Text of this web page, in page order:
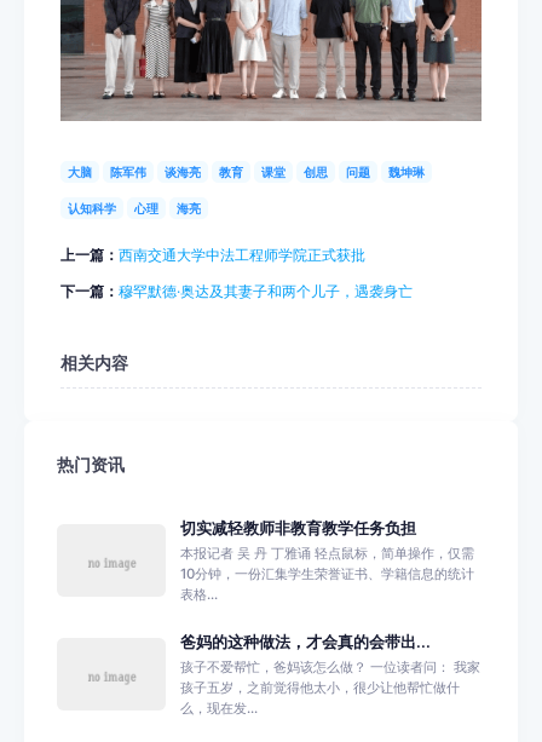
大脑 陈军伟 谈海亮 教育 课堂 创思 问题 魏坤琳
认知科学 心理 海亮
上一篇： 西南交通大学中法工程师学院正式获批
下一篇： 穆罕默德·奥达及其妻子和两个儿子，遇袭身亡
相关内容
热门资讯
切实减轻教师非教育教学任务负担
本报记者 吴 丹 丁雅诵 轻点鼠标，简单操作，仅需
10分钟，一份汇集学生荣誉证书、学籍信息的统计
表格...
爸妈的这种做法，才会真的会带出...
孩子不爱帮忙，爸妈该怎么做？ 一位读者问： 我家
孩子五岁，之前觉得他太小，很少让他帮忙做什
么，现在发...